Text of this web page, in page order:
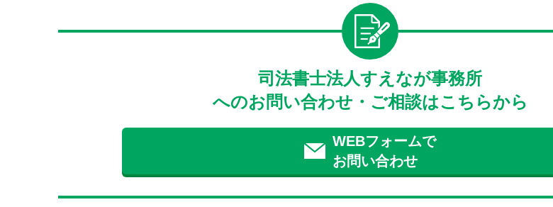
司法書士法人すえなが事務所
へのお問い合わせ・ご相談はこちらから
WEBフォームで
お問い合わせ